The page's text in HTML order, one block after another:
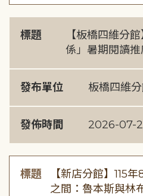
標題
【板橋四維分
係」暑期閱讀
發布單位 板橋四維
發佈時間 2026-07-
標題
【新店分館】115
之間：魯本斯與林